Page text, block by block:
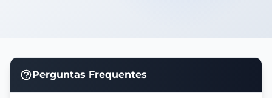
Perguntas Frequentes